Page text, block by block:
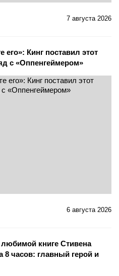
7 августа 2026
Кинг поставил этот
с «Оппенгеймером»
6 августа 2026
книге Стивена
8 часов: главный герой и